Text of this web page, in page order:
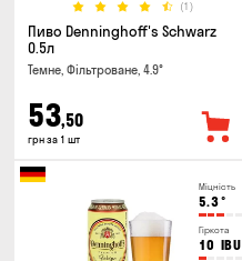
(1)
Пиво Denninghoff's Schwarz
0.5л
Темне, Фільтроване, 4.9°
53,50
грн за 1 шт
Міцність
5.3°
Гіркота
10 IBU